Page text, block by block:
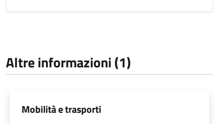
Altre informazioni (1)
Mobilità e trasporti